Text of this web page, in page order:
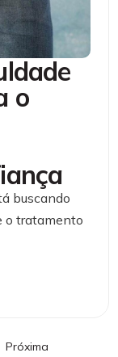
o
buscando
o tratamento
Próxima